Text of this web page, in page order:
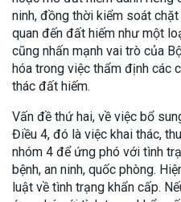
ninh, đồng thời kiểm soát
quan đến đất hiếm như một
cũng nhấn mạnh vai trò của
hóa trong việc thẩm định các
thác đất hiếm.
Vấn đề thứ hai, về việc bổ
Điều 4, đó là việc khai thác,
nhóm 4 để ứng phó với tình
bệnh, an ninh, quốc phòng.
luật về tình trạng khẩn cấp.